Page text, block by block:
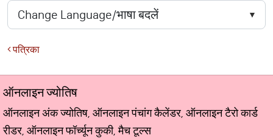
पत्रिका
ऑनलाइन ज्योतिष
ऑनलाइन अंक ज्योतिष, ऑनलाइन पंचांग कैलेंडर, ऑनलाइन टैरो कार्ड
रीडर, ऑनलाइन फॉर्च्यून कुकी, मैच टूल्स